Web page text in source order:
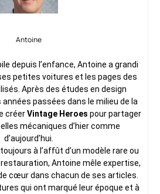
Antoine
depuis l’enfance, Antoine a grandi
petites voitures et les pages des
Après des études en design
passées dans le milieu de la
créerVintage Heroes pour partager
mécaniques d’hier comme
d’aujourd’hui.
à l’affût d’un modèle rare ou
restauration, Antoine mêle expertise,
cœur dans chacun de ses articles.
qui ont marqué leur époque et à